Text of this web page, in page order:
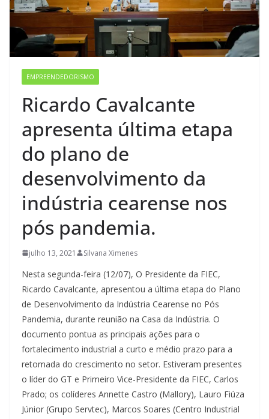
EMPREENDEDORISMO
Ricardo Cavalcante
apresenta última etapa
do plano de
desenvolvimento da
indústria cearense nos
pós pandemia.
julho 13, 2021 Silvana Ximenes
Nesta segunda-feira (12/07), O Presidente da FIEC,
Ricardo Cavalcante, apresentou a última etapa do Plano
de Desenvolvimento da Indústria Cearense no Pós
Pandemia, durante reunião na Casa da Indústria. O
documento pontua as principais ações para o
fortalecimento industrial a curto e médio prazo para a
retomada do crescimento no setor. Estiveram presentes
o líder do GT e Primeiro Vice-Presidente da FIEC, Carlos
Prado; os colíderes Annette Castro (Mallory), Lauro Fiúza
Júnior (Grupo Servtec), Marcos Soares (Centro Industrial